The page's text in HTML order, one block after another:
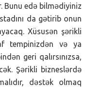
Bunu edə bilmədiyiniz
da gətirib onun
Xüsusən şərikli
tempinizdən və ya
geri qalırsınızsa,
Şərikli bizneslərdə
dəstək olmaq